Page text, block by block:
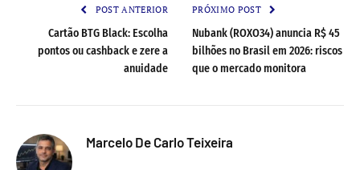
POST ANTERIOR
Cartão BTG Black: Escolha
pontos ou cashback e zere a
anuidade
PRÓXIMO POST
Nubank (ROXO34) anuncia R$ 45
bilhões no Brasil em 2026: riscos
que o mercado monitora
Marcelo De Carlo Teixeira